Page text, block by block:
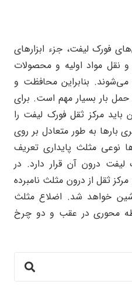
فورک لیفت، جزء ابزارهای
مواد اولیه و محصولات
بنابراین محافظت و
بار بسیار مهم است. برای
باید مرکز ثقل فورک لیفت را
بارها به طور متعادل بر روی
نوعی مثلث پایداری تعریف
درون آن قرار دارد. در
ثقل از درون مثلث نامبرده
خواهد شد. اضلاع مثلث
محوری در عقب و دو چرخ